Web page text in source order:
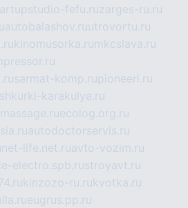
fefu.ruzarges-ru.ru
autobalashov.ruutrovortu.ru
kinomusorka.ru mkcslava.ru
sarmat-komp.rupioneeri.ru
shkurki-karakulya.ru
ecolog.org.ru
autodoctorservis.ru
net-life.net.ruavto-vozim.ru
electro.spb.rustroyavt.ru
kinzozo-ru.rukvotka.ru
eugrus.pp.ru